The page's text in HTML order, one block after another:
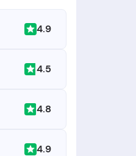
4.9
4.5
4.8
4.9